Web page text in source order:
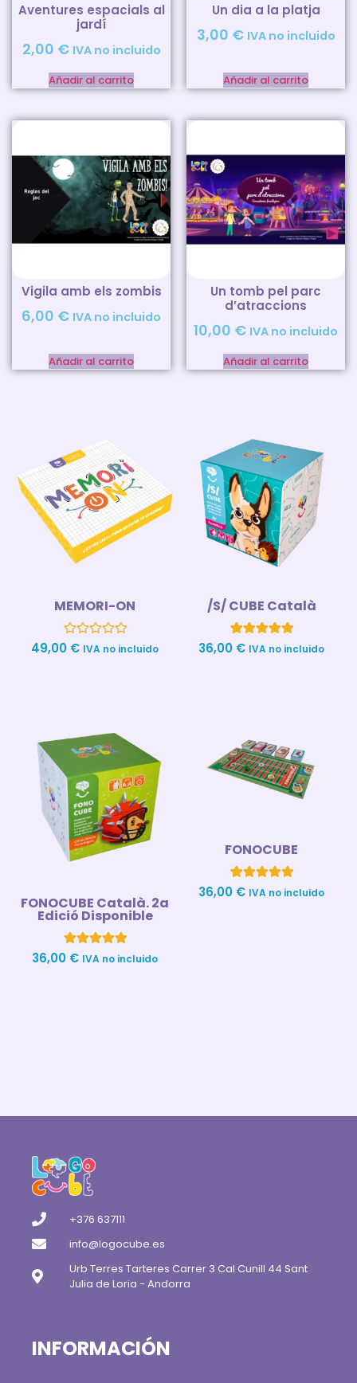
Aventures espacials al
jardí
2,00 € IVA no incluido
Añadir al carrito
Un dia a la platja
3,00 € IVA no incluido
Añadir al carrito
Vigila amb els zombis
6,00 € IVA no incluido
Añadir al carrito
Un tomb pel parc
d’atraccions
10,00 € IVA no incluido
Añadir al carrito
MEMORI-ON
Valorado
con
49,00 € IVA no incluido
/S/ CUBE Català
Valorado con
5.00
1
36,00 € IVA no incluido
FONOCUBE Català. 2a
Edició Disponible
Valorado con
5.00
4
36,00 € IVA no incluido
FONOCUBE
Valorado con
5.00
1
36,00 € IVA no incluido
+376 637111
info@logocube.es
Urb Terres Tarteres Carrer 3 Cal Cunill 44 Sant
Julia de Loria - Andorra
INFORMACIÓN